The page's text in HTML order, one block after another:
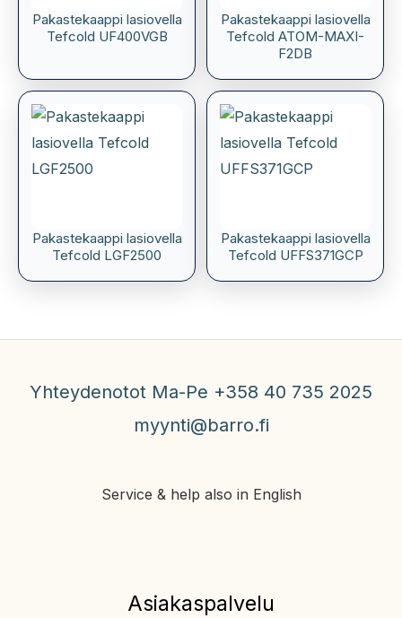
Pakastekaappi lasiovella
Tefcold UF400VGB
Pakastekaappi lasiovella
Tefcold ATOM-MAXI-
F2DB
Pakastekaappi lasiovella
Tefcold LGF2500
Pakastekaappi lasiovella
Tefcold UFFS371GCP
Yhteydenotot Ma-Pe +358 40 735 2025
myynti@barro.fi
Service & help also in English
Asiakaspalvelu